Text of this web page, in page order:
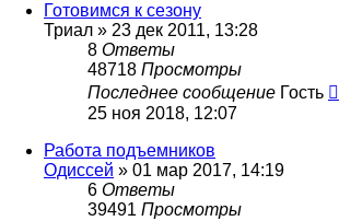
Готовимся к сезону
Триал » 23 дек 2011, 13:28
8 Ответы
48718 Просмотры
Последнее сообщение Гость
25 ноя 2018, 12:07
Работа подъемников
Одиссей » 01 мар 2017, 14:19
6 Ответы
39491 Просмотры